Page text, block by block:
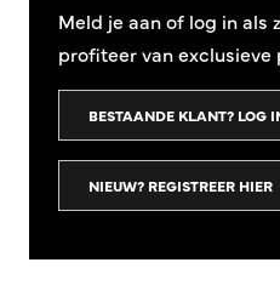
Meld je aan of log in als
profiteer van exclusieve
BESTAANDE KLANT? LOG
NIEUW? REGISTREER HIER